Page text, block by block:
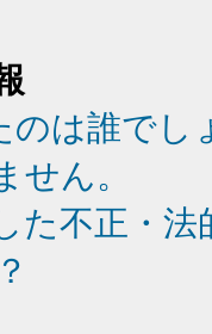
のは誰でし
せん。
た不正・